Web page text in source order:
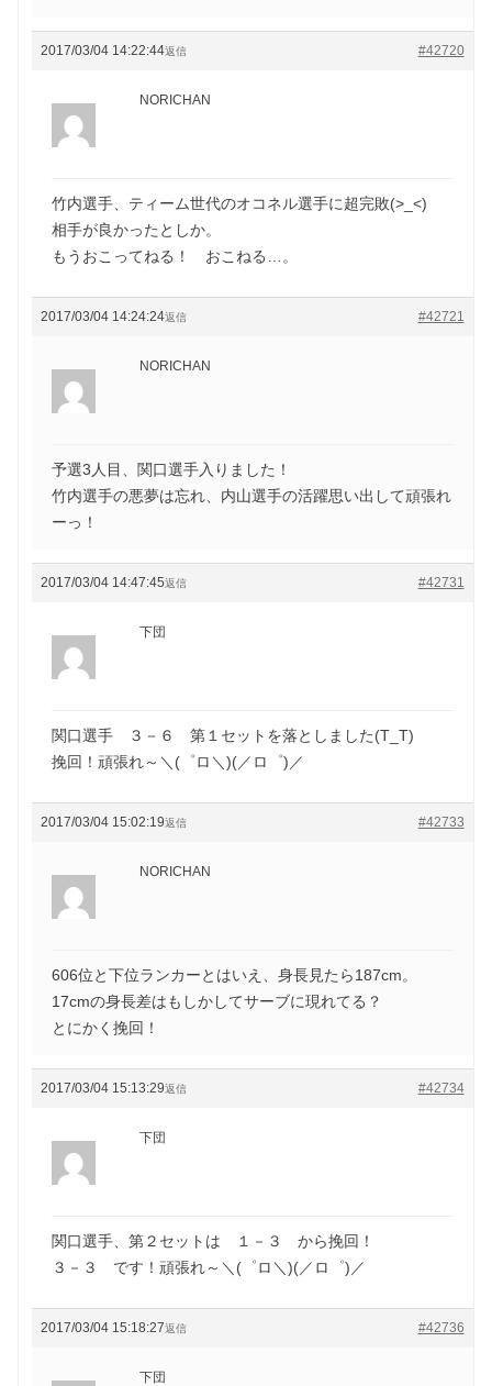
2017/03/04 14:22:44 #42720
返信
NORICHAN
竹内選手、ティーム世代のオコネル選手に超完敗(>_<)
相手が良かったとしか。
もうおこってねる！ おこねる…。
2017/03/04 14:24:24 #42721
返信
NORICHAN
予選3人目、関口選手入りました！
竹内選手の悪夢は忘れ、内山選手の活躍思い出して頑張れ
ーっ！
2017/03/04 14:47:45 #42731
返信
下団
関口選手 ３－６ 第１セットを落としました(T_T)
挽回！頑張れ～＼(゜ロ＼)(／ロ゜)／
2017/03/04 15:02:19 #42733
返信
NORICHAN
606位と下位ランカーとはいえ、身長見たら187cm。
17cmの身長差はもしかしてサーブに現れてる？
とにかく挽回！
2017/03/04 15:13:29 #42734
返信
下団
関口選手、第２セットは １－３ から挽回！
３－３ です！頑張れ～＼(゜ロ＼)(／ロ゜)／
2017/03/04 15:18:27 #42736
返信
下団